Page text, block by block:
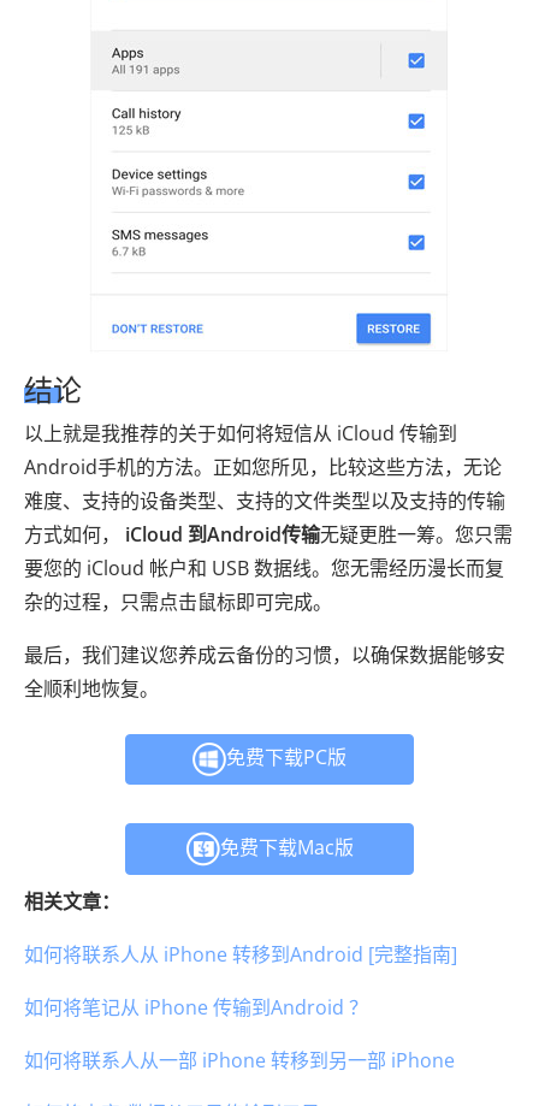
结论
以上就是我推荐的关于如何将短信从 iCloud 传输到
Android手机的方法。正如您所见，比较这些方法，无论
难度、支持的设备类型、支持的文件类型以及支持的传输
方式如何， iCloud 到Android传输无疑更胜一筹。您只需
要您的 iCloud 帐户和 USB 数据线。您无需经历漫长而复
杂的过程，只需点击鼠标即可完成。
最后，我们建议您养成云备份的习惯，以确保数据能够安
全顺利地恢复。
免费下载PC版
免费下载Mac版
相关文章：
如何将联系人从 iPhone 转移到Android [完整指南]
如何将笔记从 iPhone 传输到Android ？
如何将联系人从一部 iPhone 转移到另一部 iPhone